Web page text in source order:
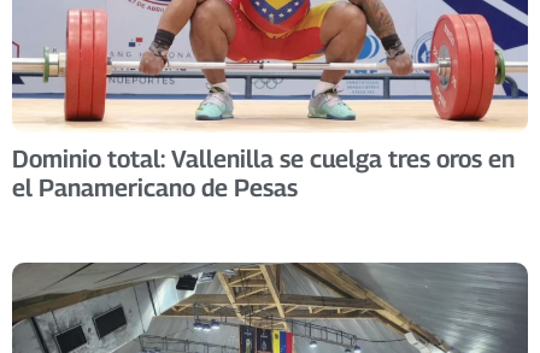
Dominio total: Vallenilla se cuelga tres oros en
el Panamericano de Pesas